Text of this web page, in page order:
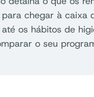
chegar à caixa
os hábitos de
o seu